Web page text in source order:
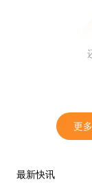
香港金管局
理局（金管局
更
最新快讯